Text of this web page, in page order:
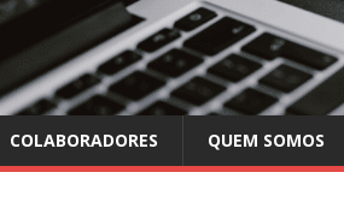
COLABORADORES QUEM SOMOS